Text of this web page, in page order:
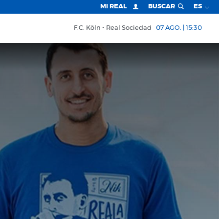
MI REAL BUSCAR ES
F.C. Köln Real Sociedad 07 AGO. | 15:30